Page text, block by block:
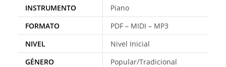
INSTRUMENTO
Piano
FORMATO
PDF – MIDI – MP3
NIVEL
Nivel Inicial
GÉNERO
Popular/Tradicional